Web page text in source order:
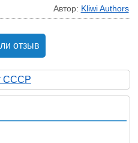
Автор: Kliwi Authors
отзыв